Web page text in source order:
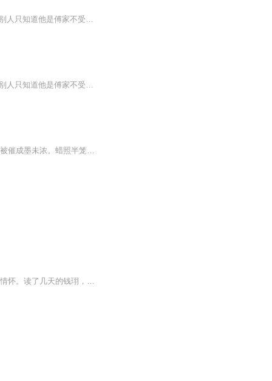
双双被算计，一昔欢好。 他说：“结婚吧！不过我是私生子！” 她说：“正好，我是私生女！” 别人只知道他是傅家不受待见能力低下的私生子，不知道他是国际财团QG的创始人，坐拥万亿身家。 别人只知道她是黎家名不见经传的私生女，不知道她是惊才绝绝的金融操盘手，坐拥客户万家。 当身份被揭晓，狂蜂浪蝶蜂拥而至。 他说：“日落西山你不陪，东山再起你是谁？” 她说：“穷时执手夕阳，富时方可相拥黎明！”收听须知】1、该专辑免费收听。2、由于音频节目更新的比较慢，收...
双双被算计，一昔欢好。 他说：“结婚吧！不过我是私生子！” 她说：“正好，我是私生女！” 别人只知道他是傅家不受待见能力低下的私生子，不知道他是国际财团QG的创始人，坐拥万亿身家。 别人只知道她是黎家名不见经传的私生女，不知道她是惊才绝绝的金融操盘手，坐拥客户万家。 当身份被揭晓，狂蜂浪蝶蜂拥而至。 他说：“日落西山你不陪，东山再起你是谁？” 她说：“穷时执手夕阳，富时方可相拥黎明！”【收听须知】1、该专辑免费收听。2、由于音频节目更新的比较慢，收听过程中，如果想快速阅读小说文字版的全部章节，请在微信中搜索公众号【良月文学】，关注后，并在公众号中回复：本书书名，便可快速阅读小说文字版全集。 (注意：需要在公众号中回复才有效哦）
无题·来是空言去绝踪唐代：李商隐来是空言去绝踪，月斜楼上五更钟。梦为远别啼难唤，书被催成墨未浓。蜡照半笼金翡翠，麝熏微度绣芙蓉。刘郎已恨蓬山远，更隔蓬山一万重！
钱珝 《江行无题百首》​描绘景物风光特别生动贴切。旅程中的即景诗抒发了自信人生的坦荡情怀。​读了几天的钱珝，不能不赞叹，每首小诗各有独到之处以外，行云流水、一气呵成、清新自然是其标配。灵感才思盈盈欲滴，《江行无题百首》如清泉汩汩流淌……♪...